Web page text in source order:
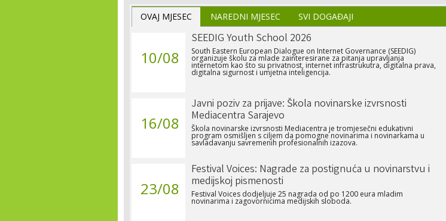
OVAJ MJESEC NAREDNI MJESEC SVI DOGAĐAJI
10/08
SEEDIG Youth School 2026
South Eastern European Dialogue on Internet Governance (SEEDIG)
organizuje školu za mlade zainteresirane za pitanja upravljanja
internetom kao što su privatnost, internet infrastrukutra, digitalna prava,
digitalna sigurnost i umjetna inteligencija.
16/08
Javni poziv za prijave: Škola novinarske izvrsnosti
Mediacentra Sarajevo
Škola novinarske izvrsnosti Mediacentra je tromjesečni edukativni
program osmišljen s ciljem da pomogne novinarima i novinarkama u
savladavanju savremenih profesionalnih izazova.
23/08
Festival Voices: Nagrade za postignuća u novinarstvu i
medijskoj pismenosti
Festival Voices dodjeljuje 25 nagrada od po 1200 eura mladim
novinarima i zagovornicima medijskih sloboda.